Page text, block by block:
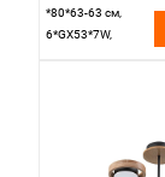
*80*63-63 см,
6*GX53*7W,